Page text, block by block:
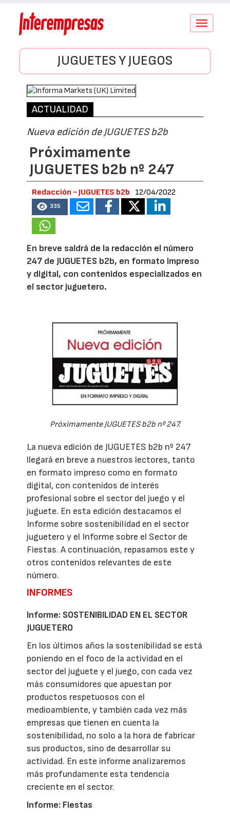
Conmutar
JUGUETES Y JUEGOS
ACTUALIDAD
Nueva edición de JUGUETES b2b
Próximamente
JUGUETES b2b nº 247
Redacción - JUGUETES b2b 12/04/2022
335
En breve saldrá de la redacción el número
247 de JUGUETES b2b, en formato impreso
y digital, con contenidos especializados en
el sector juguetero.
Próximamente JUGUETES b2b nº 247.
La nueva edición de JUGUETES b2b nº 247
llegará en breve a nuestros lectores, tanto
en formato impreso como en formato
digital, con contenidos de interés
profesional sobre el sector del juego y el
juguete. En esta edición destacamos el
Informe sobre sostenibilidad en el sector
juguetero y el Informe sobre el Sector de
Fiestas. A continuación, repasamos este y
otros contenidos relevantes de este
número.
INFORMES
Informe: SOSTENIBILIDAD EN EL SECTOR
JUGUETERO
En los últimos años la sostenibilidad se está
poniendo en el foco de la actividad en el
sector del juguete y el juego, con cada vez
más consumidores que apuestan por
productos respetuosos con el
medioambiente, y también cada vez más
empresas que tienen en cuenta la
sostenibilidad, no solo a la hora de fabricar
sus productos, sino de desarrollar su
actividad. En este informe analizaremos
más profundamente esta tendencia
creciente en el sector.
Informe: Fiestas